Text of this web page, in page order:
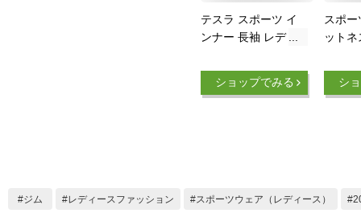
テスラ スポーツ イ
ンナー 長袖 レディ
吸汗速乾 トレーニン
グウェア ランニング
ショップでみる
スポ
ット
ェア
ク 丸
ム 登
シ
ジム レディースファッション スポーツウェア（レディース）